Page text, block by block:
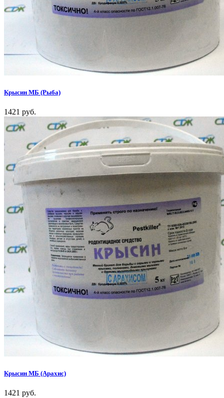
Крысин МБ (Рыба)
1421 руб.
Крысин МБ (Арахис)
1421 руб.